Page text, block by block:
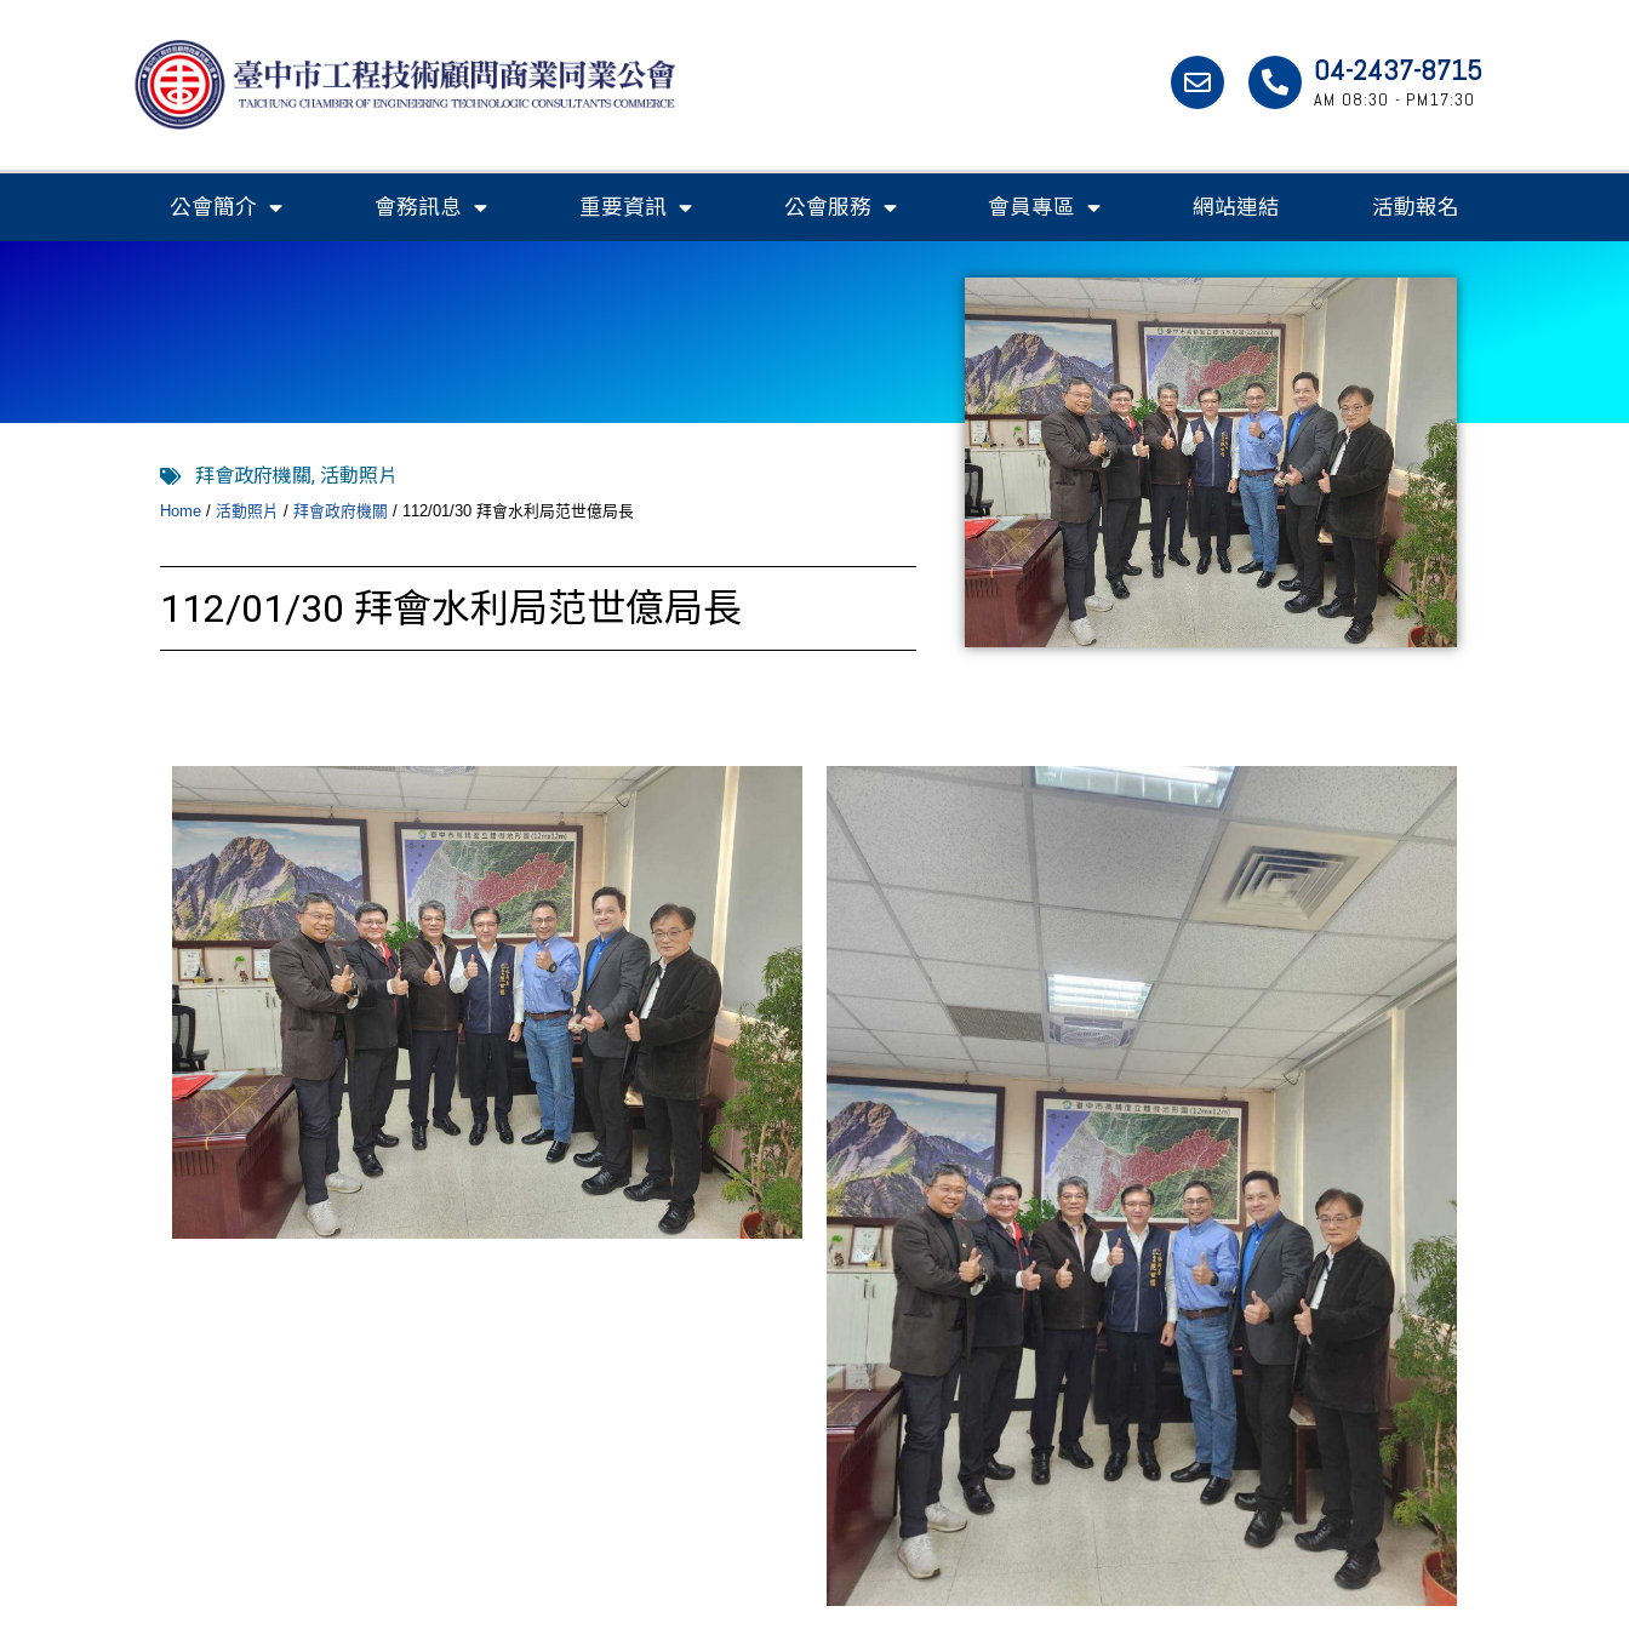
04-2437-8715
AM 08:30 - PM17:30
公會簡介 會務訊息 重要資訊 公會服務 會員專區 網站連結 活動報名
拜會政府機關, 活動照片
Home / 活動照片 / 拜會政府機關 / 112/01/30 拜會水利局范世億局長
112/01/30 拜會水利局范世億局長